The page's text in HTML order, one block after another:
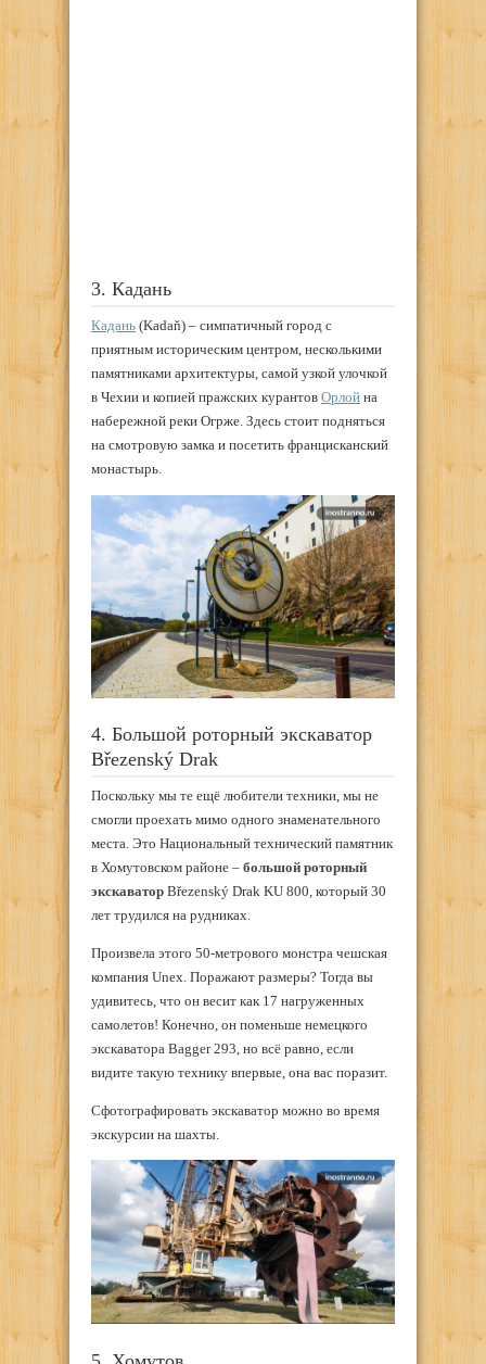
3. Кадань
Кадань (Kadaň) – симпатичный город с
приятным историческим центром, несколькими
памятниками архитектуры, самой узкой улочкой
в Чехии и копией пражских курантов Орлой на
набережной реки Огрже. Здесь стоит подняться
на смотровую замка и посетить францисканский
монастырь.
4. Большой роторный экскаватор
Březenský Drak
Поскольку мы те ещё любители техники, мы не
смогли проехать мимо одного знаменательного
места. Это Национальный технический памятник
в Хомутовском районе – большой роторный
экскаватор Březenský Drak KU 800, который 30
лет трудился на рудниках.
Произвела этого 50-метрового монстра чешская
компания Unex. Поражают размеры? Тогда вы
удивитесь, что он весит как 17 нагруженных
самолетов! Конечно, он поменьше немецкого
экскаватора Bagger 293, но всё равно, если
видите такую технику впервые, она вас поразит.
Сфотографировать экскаватор можно во время
экскурсии на шахты.